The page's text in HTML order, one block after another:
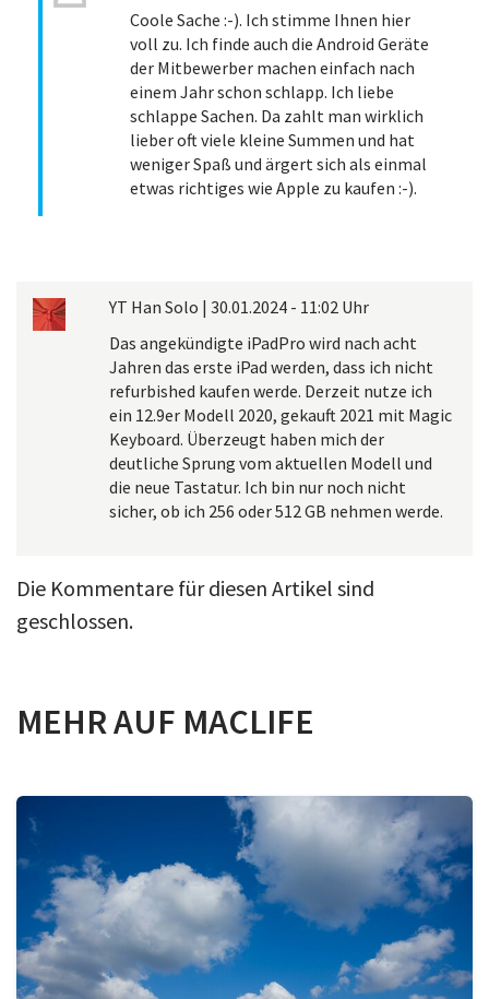
Coole Sache :-). Ich stimme Ihnen hier
voll zu. Ich finde auch die Android Geräte
der Mitbewerber machen einfach nach
einem Jahr schon schlapp. Ich liebe
schlappe Sachen. Da zahlt man wirklich
lieber oft viele kleine Summen und hat
weniger Spaß und ärgert sich als einmal
etwas richtiges wie Apple zu kaufen :-).
YT Han Solo | 30.01.2024 - 11:02 Uhr
Das angekündigte iPadPro wird nach acht
Jahren das erste iPad werden, dass ich nicht
refurbished kaufen werde. Derzeit nutze ich
ein 12.9er Modell 2020, gekauft 2021 mit Magic
Keyboard. Überzeugt haben mich der
deutliche Sprung vom aktuellen Modell und
die neue Tastatur. Ich bin nur noch nicht
sicher, ob ich 256 oder 512 GB nehmen werde.
Die Kommentare für diesen Artikel sind
geschlossen.
MEHR AUF MACLIFE